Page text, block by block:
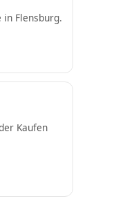
Flensburg.
Kaufen